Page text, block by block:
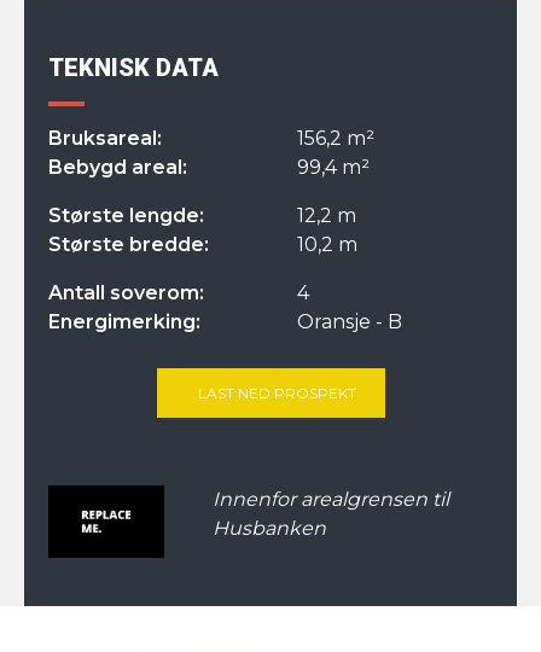
TEKNISK DATA
Bruksareal:
156,2 m²
Bebygd areal:
99,4 m²
Største lengde:
12,2 m
Største bredde:
10,2 m
Antall soverom:
4
Energimerking:
Oransje - B
LAST NED PROSPEKT
Innenfor arealgrensen til
Husbanken